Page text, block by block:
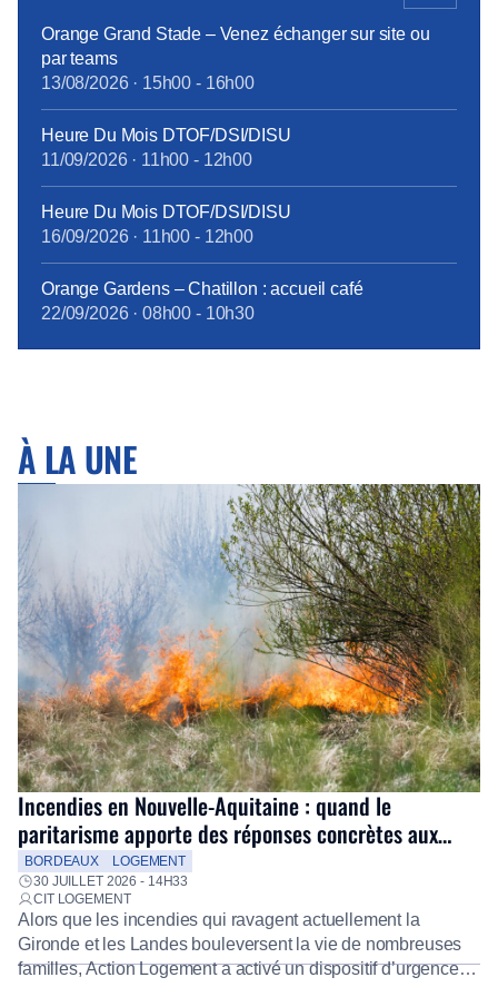
Orange Grand Stade – Venez échanger sur site ou
par teams
13/08/2026· 15h00 - 16h00
Heure Du Mois DTOF/DSI/DISU
11/09/2026· 11h00 - 12h00
Heure Du Mois DTOF/DSI/DISU
16/09/2026· 11h00 - 12h00
Orange Gardens – Chatillon : accueil café
22/09/2026· 08h00 - 10h30
À LA UNE
Incendies en Nouvelle-Aquitaine : quand le
paritarisme apporte des réponses concrètes aux
salariés
BORDEAUX
LOGEMENT
30 JUILLET 2026 - 14H33
CIT LOGEMENT
Alors que les incendies qui ravagent actuellement la
Gironde et les Landes bouleversent la vie de nombreuses
familles, Action Logement a activé un dispositif d’urgence